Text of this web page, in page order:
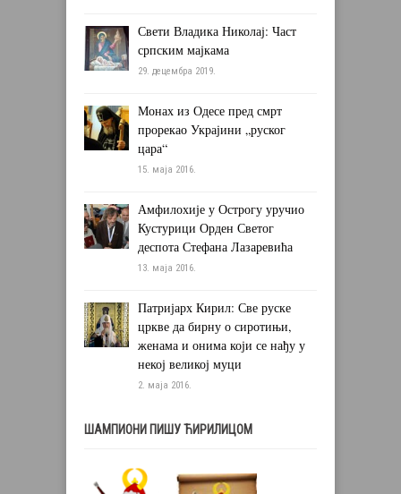
Свети Владика Николај: Част
српским мајкама
29. децембра 2019.
Монах из Одесе пред смрт
прорекао Украјини „руског
цара“
15. маја 2016.
Амфилохије у Острогу уручио
Кустурици Орден Светог
деспота Стефана Лазаревића
13. маја 2016.
Патријарх Кирил: Све руске
цркве да бирну о сиротињи,
женама и онима који се нађу у
некој великој муци
2. маја 2016.
ШАМПИОНИ ПИШУ ЋИРИЛИЦОМ